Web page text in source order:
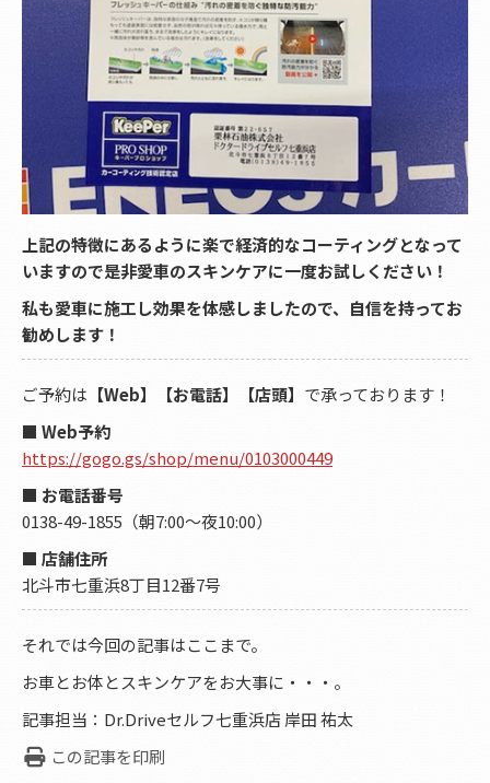
上記の特徴にあるように楽で経済的なコーティングとなって
いますので是非愛車のスキンケアに一度お試しください！
私も愛車に施工し効果を体感しましたので、自信を持ってお
勧めします！
ご予約は 【Web】【お電話】【店頭】 で承っております！
■ Web予約
https://gogo.gs/shop/menu/0103000449
■ お電話番号
0138-49-1855（朝7:00～夜10:00）
■ 店舗住所
北斗市七重浜8丁目12番7号
それでは今回の記事はここまで。
お車とお体とスキンケアをお大事に・・・。
記事担当：Dr.Driveセルフ七重浜店 岸田 祐太
この記事を印刷